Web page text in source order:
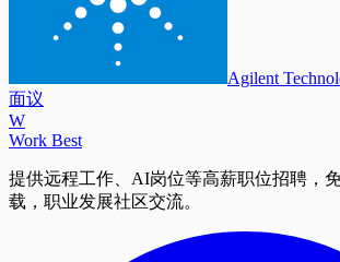
Agilent
面议
W
Work Best
提供远程工作、AI岗位等高薪职位招聘，
载，职业发展社区交流。